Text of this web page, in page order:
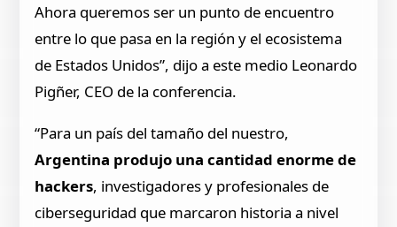
Ahora queremos ser un punto de encuentro
entre lo que pasa en la región y el ecosistema
de Estados Unidos”, dijo a este medio Leonardo
Pigñer, CEO de la conferencia.
“Para un país del tamaño del nuestro,
Argentina produjo una cantidad enorme de
hackers, investigadores y profesionales de
ciberseguridad que marcaron historia a nivel